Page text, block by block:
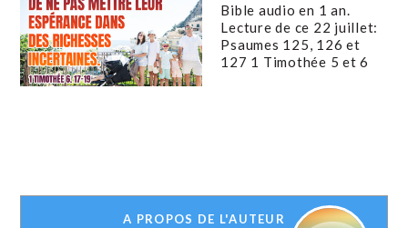
Bible audio en 1 an.
Lecture de ce 22 juillet:
Psaumes 125, 126 et
127 1 Timothée 5 et 6
A PROPOS DE L'AUTEUR